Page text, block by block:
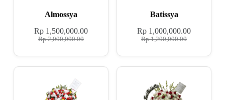
Almossya
Rp2,000,000.00
Rp1,500,000.00
Batissya
Rp1,200,000.00
Rp 1,000,000.00